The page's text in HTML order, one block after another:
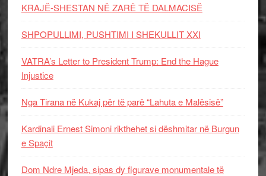
KRAJË-SHESTAN NË ZARË TË DALMACISË
SHPOPULLIMI, PUSHTIMI I SHEKULLIT XXI
VATRA’s Letter to President Trump: End the Hague
Injustice
Nga Tirana në Kukaj për të parë “Lahuta e Malësisë”
Kardinali Ernest Simoni rikthehet si dëshmitar në Burgun
e Spaçit
Dom Ndre Mjeda, sipas dy figurave monumentale të